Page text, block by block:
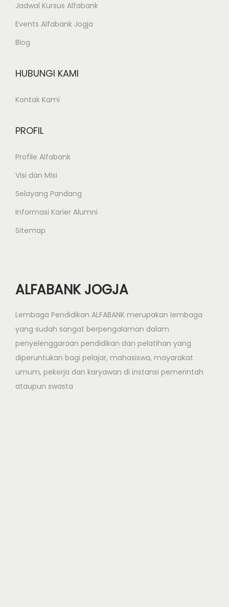
p
o
Jadwal Kursus Alfabank
Events Alfabank Jogja
Blog
HUBUNGI KAMI
Kontak Kami
PROFIL
Profile Alfabank
Visi dan Misi
Selayang Pandang
Informasi Karier Alumni
Sitemap
ALFABANK JOGJA
Lembaga Pendidikan ALFABANK merupakan lembaga
yang sudah sangat berpengalaman dalam
penyelenggaraan pendidikan dan pelatihan yang
diperuntukan bagi pelajar, mahasiswa, mayarakat
umum, pekerja dan karyawan di instansi pemerintah
ataupun swasta